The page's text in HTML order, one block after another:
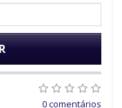
0 comentários